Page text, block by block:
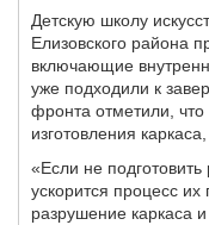
Детскую школу
Елизовского района
включающие
уже подходили к
фронта отметили,
изготовления
«Если не
ускорится процесс
разрушение каркаса